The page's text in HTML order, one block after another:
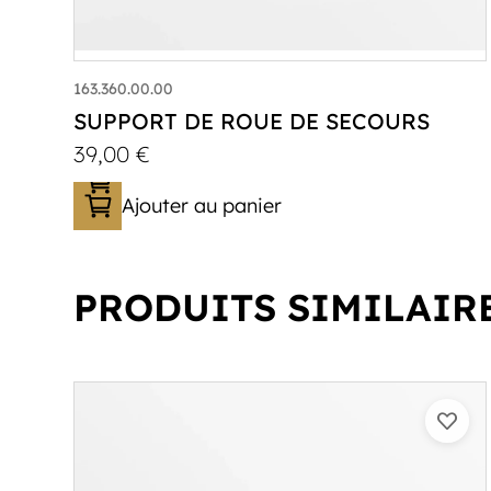
163.360.00.00
SUPPORT DE ROUE DE SECOURS
39,00€
Ajouter au panier
PRODUITS